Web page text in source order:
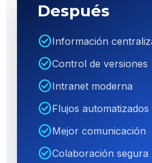
Después
check_circleInformación
check_circleControl de versiones
check_circleIntranet moderna
check_circleFlujos automatizados
check_circleMejor comunicación
check_circleColaboración segura